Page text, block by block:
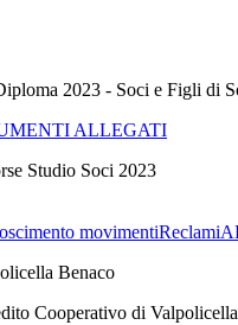
2023 - Soci e Figli di
ALLEGATI
movimentiReclami
Cooperativo di